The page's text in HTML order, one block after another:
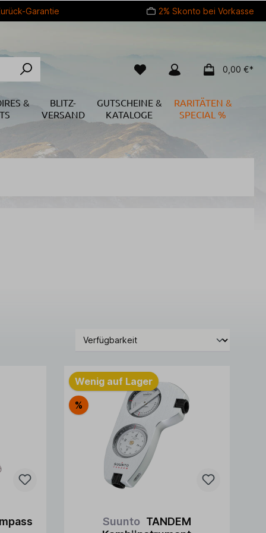
Garantie 2% Skonto bei Vorkasse
0,00 €*
&
BLITZ-
VERSAND
GUTSCHEINE &
KATALOGE
RARITÄTEN &
SPECIAL %
Wenig auf Lager
%
Suunto TANDEM